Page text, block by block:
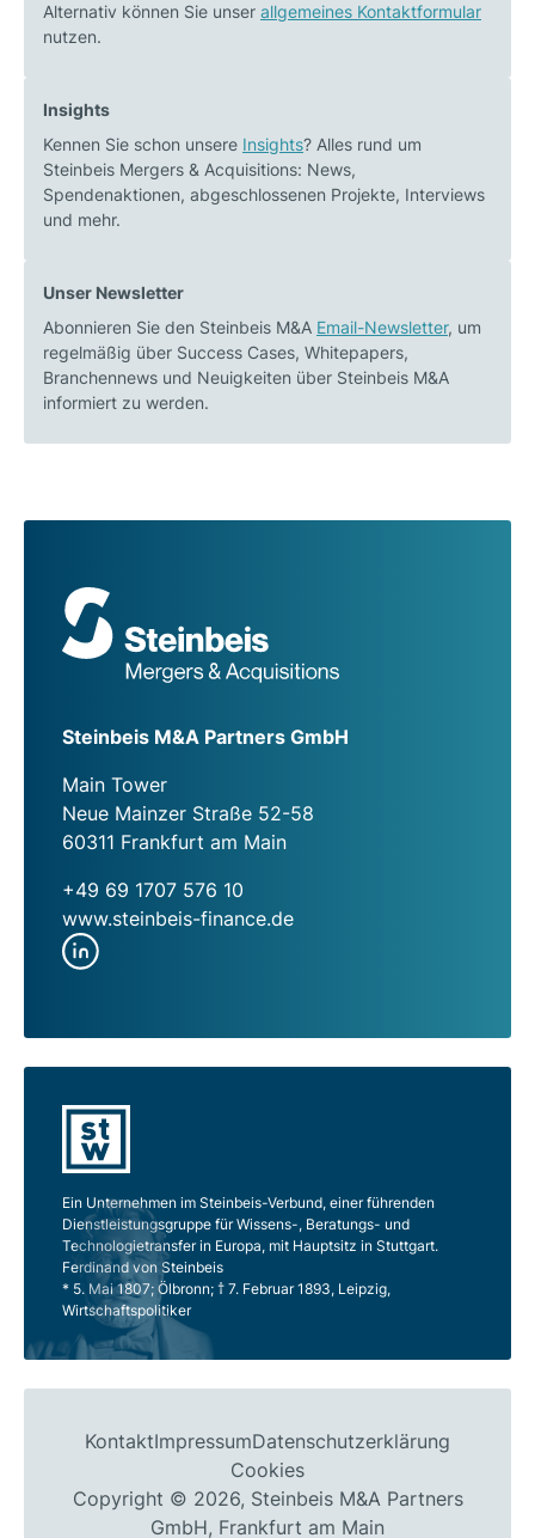
Alternativ können Sie unser allgemeines Kontaktformular
nutzen.
Insights
Kennen Sie schon unsere Insights? Alles rund um
Steinbeis Mergers & Acquisitions: News,
Spendenaktionen, abgeschlossenen Projekte, Interviews
und mehr.
Unser Newsletter
Abonnieren Sie den Steinbeis M&A Email-Newsletter, um
regelmäßig über Success Cases, Whitepapers,
Branchennews und Neuigkeiten über Steinbeis M&A
informiert zu werden.
Steinbeis M&A Partners GmbH
Main Tower
Neue Mainzer Straße 52-58
60311 Frankfurt am Main
+49 69 1707 576 10
www.steinbeis-finance.de
Ein Unternehmen im Steinbeis-Verbund, einer führenden
Dienstleistungsgruppe für Wissens-, Beratungs- und
Technologietransfer in Europa, mit Hauptsitz in Stuttgart.
Ferdinand von Steinbeis
* 5. Mai 1807; Ölbronn; † 7. Februar 1893, Leipzig,
Wirtschaftspolitiker
KontaktImpressumDatenschutzerklärung
Cookies
Copyright © 2026, Steinbeis M&A Partners
GmbH, Frankfurt am Main